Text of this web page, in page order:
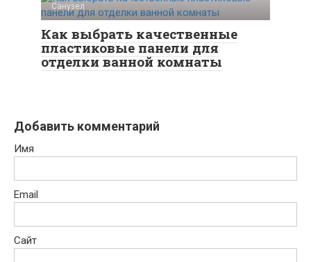
Санузел
Как выбрать качественные
пластиковые панели для
отделки ванной комнаты
Добавить комментарий
Имя
Email
Сайт